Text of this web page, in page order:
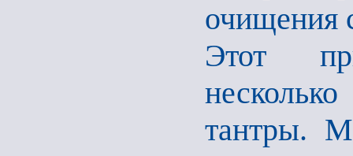
очищения
Этот
тантры.